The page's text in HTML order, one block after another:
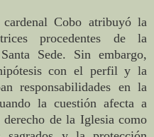
Cobo atribuyó la
procedentes de la
Sede. Sin embargo,
con el perfil y la
responsabilidades en la
la cuestión afecta a
de la Iglesia como